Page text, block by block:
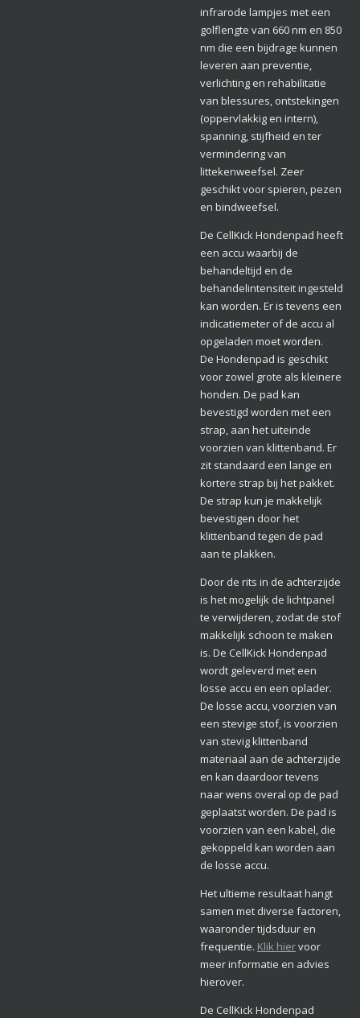
infrarode lampjes met een
golflengte van 660 nm en 850
nm die een bijdrage kunnen
leveren aan preventie,
verlichting en rehabilitatie
van blessures, ontstekingen
(oppervlakkig en intern),
spanning, stijfheid en ter
vermindering van
littekenweefsel. Zeer
geschikt voor spieren, pezen
en bindweefsel.
De CellKick Hondenpad heeft
een accu waarbij de
behandeltijd en de
behandelintensiteit ingesteld
kan worden. Er is tevens een
indicatiemeter of de accu al
opgeladen moet worden.
De Hondenpad is geschikt
voor zowel grote als kleinere
honden. De pad kan
bevestigd worden met een
strap, aan het uiteinde
voorzien van klittenband. Er
zit standaard een lange en
kortere strap bij het pakket.
De strap kun je makkelijk
bevestigen door het
klittenband tegen de pad
aan te plakken.
Door de rits in de achterzijde
is het mogelijk de lichtpanel
te verwijderen, zodat de stof
makkelijk schoon te maken
is. De CellKick Hondenpad
wordt geleverd met een
losse accu en een oplader.
De losse accu, voorzien van
een stevige stof, is voorzien
van stevig klittenband
materiaal aan de achterzijde
en kan daardoor tevens
naar wens overal op de pad
geplaatst worden. De pad is
voorzien van een kabel, die
gekoppeld kan worden aan
de losse accu.
Het ultieme resultaat hangt
samen met diverse factoren,
waaronder tijdsduur en
frequentie. Klik hiervoor
meer informatie en advies
hierover.
De CellKick Hondenpad